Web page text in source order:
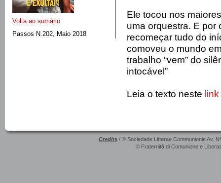
Volta ao sumário
Passos N.202, Maio 2018
Ele tocou nos
uma orquestra. E por
recomeçar tudo do
comoveu o mundo
trabalho “vem” do
intocável”
Leia o texto neste
Credits / © Sociedade Litterae Communionis Av.
© Fraternità di Comunione e